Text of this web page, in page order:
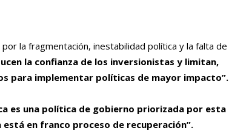
la fragmentación, inestabilidad política y la falta de
la confianza de los inversionistas y limitan,
para implementar políticas de mayor impacto”.
es una política de gobierno priorizada por esta
en franco proceso de recuperación”.